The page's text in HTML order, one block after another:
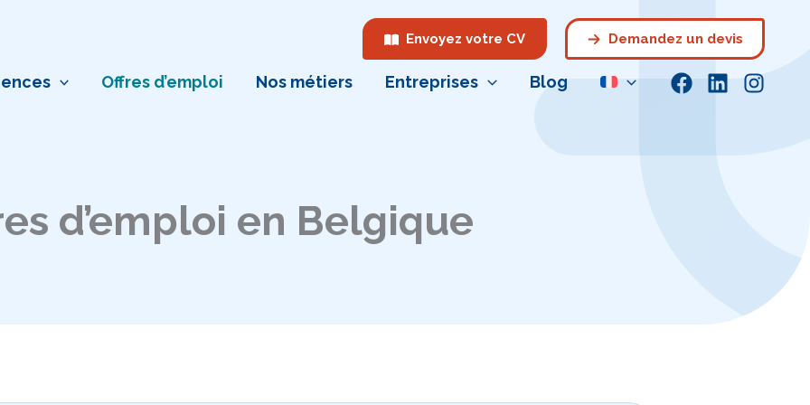
Envoyez votre CV Demandez un devis
Offres d’emploi Nos métiers Entreprises Blog
d’emploi en Belgique